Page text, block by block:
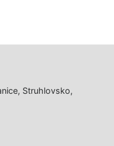
Struhlovsko,